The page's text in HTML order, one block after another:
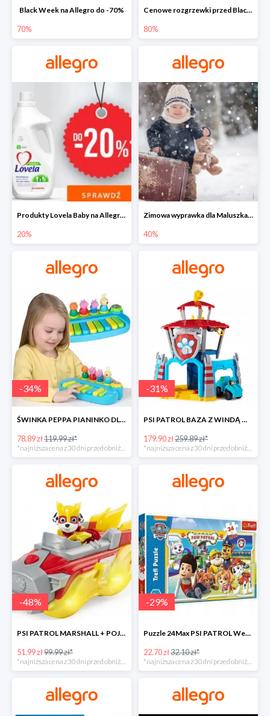
Black Week na Allegro do -70%
70%
Cenowe rozgrzewki przed Black Friday na Allegro do -80%
80%
Produkty Lovela Baby na Allegro do -20%
20%
Zimowa wyprawka dla Maluszka na Allegro do -40%
40%
-34%
ŚWINKA PEPPA PIANINKO DLA DZIECI -34%
78.89 zł119.99 zł*
-31%
PSI PATROL BAZA Z WINDĄ WIEŻA + POJAZD AUTO REX -30%
179.90 zł259.89 zł*
-48%
PSI PATROL MARSHALL + POJAZD WÓZ STRAŻACKI DŹWIĘK -48%
51.99 zł99.99 zł*
*najniższa cena z 30 dni przed obniżką
-29%
Puzzle 24Max PSI PATROL Wesoła drużyna TREFL -29%
22.70 zł32.10 zł*
*najniższa cena z 30 dni przed obniżką